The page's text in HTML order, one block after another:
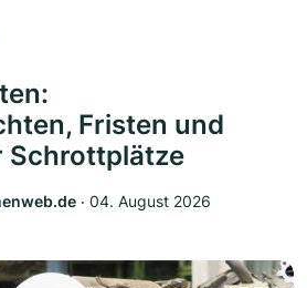
Fristen und
Schrottplätze
‧ 04. August 2026